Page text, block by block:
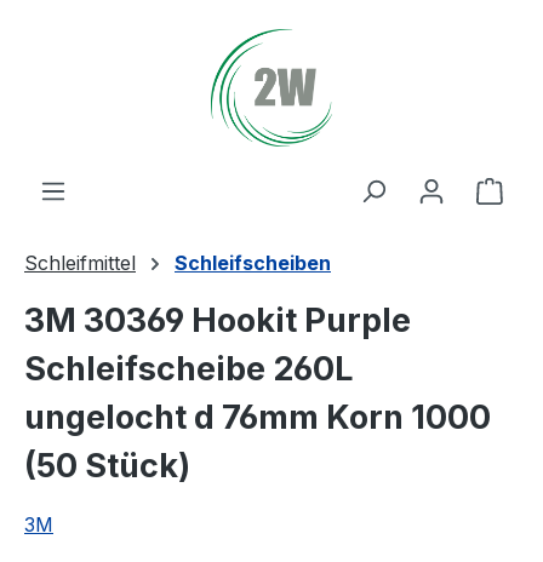
Schleifmittel Schleifscheiben
3M 30369 Hookit Purple
Schleifscheibe 260L
ungelocht d 76mm Korn 1000
(50 Stück)
3M